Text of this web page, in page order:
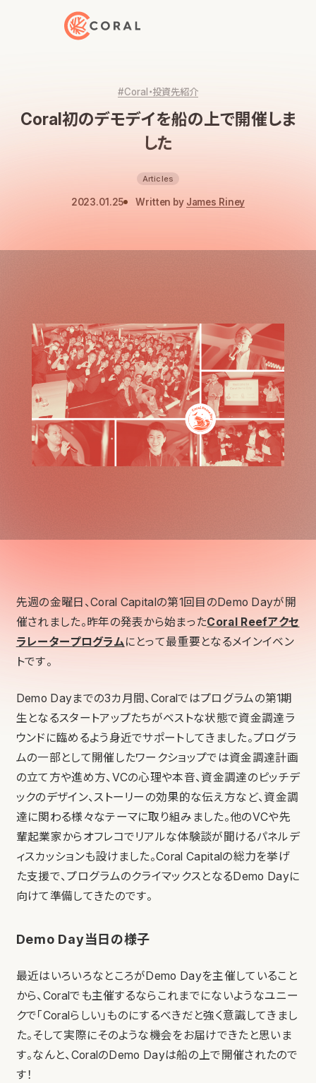
トップページへ戻る
#Coral・投資先紹介
Coral初のデモデイを船の上で開催しま
した
Articles
2023.01.25 Written by James Riney
先週の金曜日、Coral Capitalの第1回目のDemo Dayが開
催されました。昨年の発表から始まったCoral Reefアクセ
ラレータープログラムにとって最重要となるメインイベン
トです。
Demo Dayまでの3カ月間、Coralではプログラムの第1期
生となるスタートアップたちがベストな状態で資金調達ラ
ウンドに臨めるよう身近でサポートしてきました。プログラ
ムの一部として開催したワークショップでは資金調達計画
の立て方や進め方、VCの心理や本音、資金調達のピッチデ
ックのデザイン、ストーリーの効果的な伝え方など、資金調
達に関わる様々なテーマに取り組みました。他のVCや先
輩起業家からオフレコでリアルな体験談が聞けるパネルデ
ィスカッションも設けました。Coral Capitalの総力を挙げ
た支援で、プログラムのクライマックスとなるDemo Dayに
向けて準備してきたのです。
Demo Day当日の様子
最近はいろいろなところがDemo Dayを主催していること
から、Coralでも主催するならこれまでにないようなユニー
クで「Coralらしい」ものにするべきだと強く意識してきまし
た。そして実際にそのような機会をお届けできたと思いま
す。なんと、CoralのDemo Dayは船の上で開催されたので
す！